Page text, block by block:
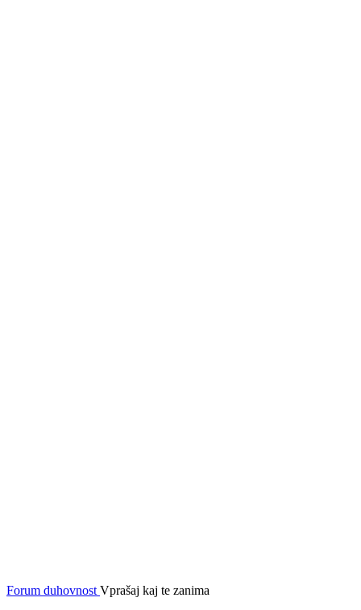
Forum duhovnost Vprašaj kaj te zanima